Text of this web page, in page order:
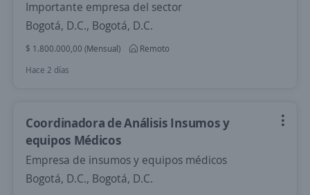
Importante empresa del sector
Bogotá, D.C., Bogotá, D.C.
$ 1.800.000,00 (Mensual)
Remoto
Hace 2 días
Coordinadora de Análisis Insumos y
equipos Médicos
Empresa de insumos y equipos médicos
Bogotá, D.C., Bogotá, D.C.